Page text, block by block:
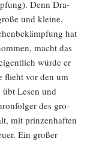
Denn Dra­
und klei­ne,
hat
macht das
wür­de er
flieht vor den um
Lesen und
des gro­
mit prin­zen­haf­ten
Ein gro­ßer